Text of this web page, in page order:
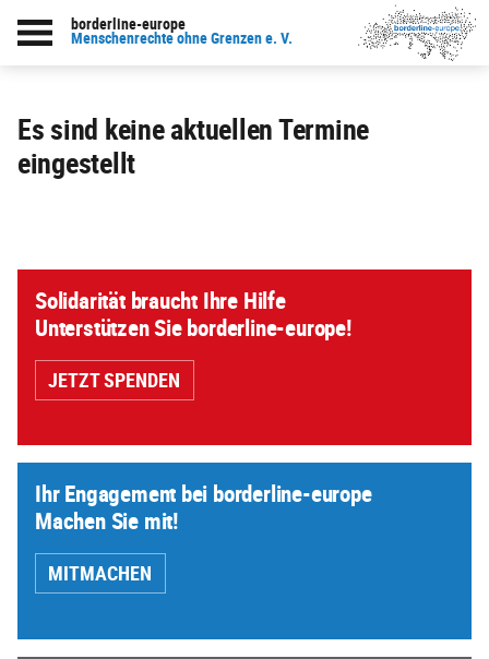
borderline-europe
Menschenrechte ohne Grenzen e. V.
Es sind keine aktuellen Termine
eingestellt
Solidarität braucht Ihre Hilfe
Unterstützen Sie borderline-europe!
JETZT SPENDEN
Ihr Engagement bei borderline-europe
Machen Sie mit!
MITMACHEN